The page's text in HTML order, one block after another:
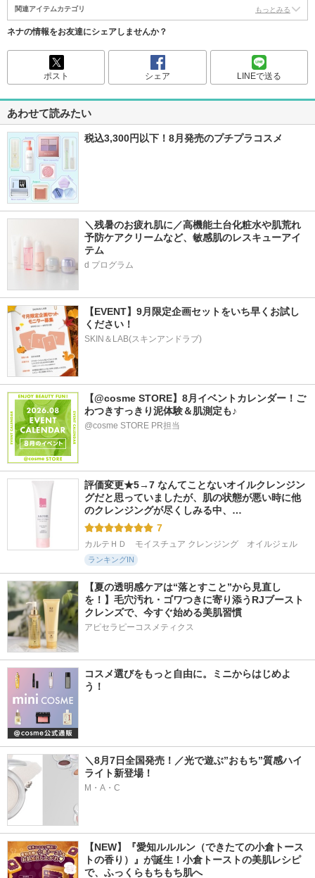
関連アイテムカテゴリ もっとみる
ネナの情報をお友達にシェアしませんか？
ポスト シェア LINEで送る
あわせて読みたい
税込3,300円以下！8月発売のプチプラコスメ
＼残暑のお疲れ肌に／高機能土台化粧水や肌荒れ
予防ケアクリームなど、敏感肌のレスキューアイ
テム
d プログラム
【EVENT】9月限定企画セットをいち早くお試し
ください！
SKIN＆LAB(スキンアンドラブ)
【@cosme STORE】8月イベントカレンダー！ご
わつきすっきり泥体験＆肌測定も♪
@cosme STORE PR担当
評価変更★5→7 なんてことないオイルクレンジン
グだと思っていましたが、肌の状態が悪い時に他
のクレンジングが尽くしみる中、…
7
カルテＨＤ　モイスチュア クレンジング　オイルジェル
ランキングIN
【夏の透明感ケアは“落とすこと”から見直し
を！】毛穴汚れ・ゴワつきに寄り添うRJブースト
クレンズで、今すぐ始める美肌習慣
アピセラピーコスメティクス
コスメ選びをもっと自由に。ミニからはじめよ
う！
＼8月7日全国発売！／光で遊ぶ”おもち”質感ハイ
ライト新登場！
M・A・C
【NEW】『愛知ルルルン（できたての小倉トース
トの香り）』が誕生！小倉トーストの美肌レシピ
で、ふっくらもちもち肌へ